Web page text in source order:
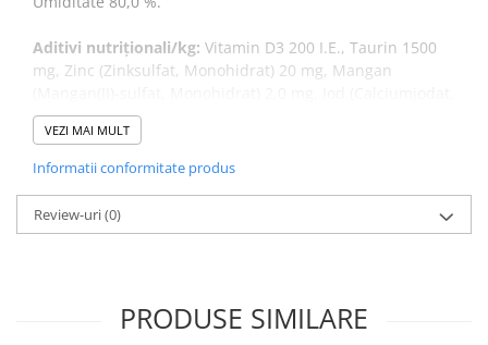
Aditivi nutriționali/kg: Vitamin D3 200 I.E., Taurin 1500
mg, Zinc (Zinksulfat, Monohidrat) 20 mg, Mangan
wasserfrei) 0,2 mg.
Greutatea pisicii (kg) - Cantitatea recomandată pe zi
Acestea sunt doar niște sugestii! Pisica ta ar putea avea
VEZI MAI MULT
Informatii conformitate produs
Review-uri(0)
PRODUSE SIMILARE